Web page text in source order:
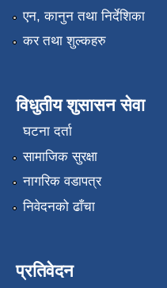
एन, कानुन तथा निर्देशिका
कर तथा शुल्कहरु
विधुतीय शुसासन सेवा
घटना दर्ता
सामाजिक सुरक्षा
नागरिक वडापत्र
निवेदनको ढाँचा
प्रतिवेदन